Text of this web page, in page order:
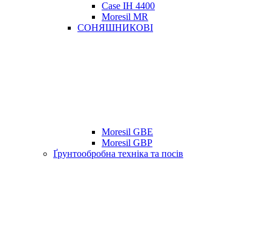
Case IH 4400
Moresil MR
СОНЯШНИКОВІ
Moresil GBE
Moresil GBP
Ґрунтообробна техніка та посів